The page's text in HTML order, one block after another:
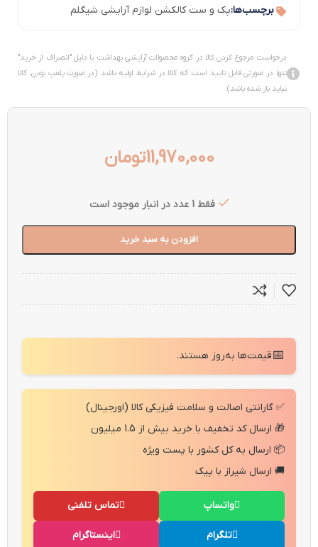
برچسب‌ها:پک و ست کالکشن لوازم آرایشی شیگلم
درخواست مرجوع کردن کالا در گروه محصولات آرایشی بهداشت با دلیل "انصراف از خرید"
تنها در صورتی قابل تایید است که کالا در شرایط اولیه باشد (در صورت پلمپ بودن، کالا
نباید باز شده باشد).
11,970,000تومان
فقط 1 عدد در انبار موجود است
افزودن به سبد خرید
📅قیمت‌ها به‌روز هستند.
✅ گارانتی اصالت و سلامت فیزیکی کالا (اورجینال)
🎁 ارسال کد تخفیف با خرید بیش از 1.5 میلیون
📦 ارسال به کل کشور با پست ویژه
🚚 ارسال شیراز با پیک
تماس تلفنی واتساپ
اینستاگرام تلگرام